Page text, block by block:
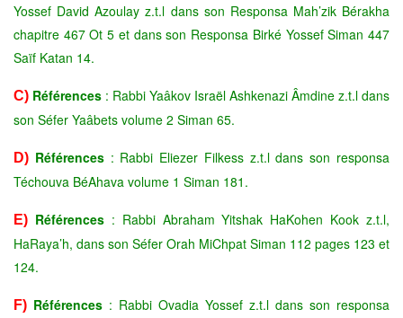
Yossef David Azoulay z.t.l dans son Responsa Mah’zik Bérakha
chapitre 467 Ot 5 et dans son Responsa Birké Yossef Siman 447
Saïf Katan 14.
C) Références : Rabbi Yaâkov Israël Ashkenazi Âmdine z.t.l dans
son Séfer Yaâbets volume 2 Siman 65.
D) Références: Rabbi Eliezer Filkess z.t.l dans son responsa
Téchouva BéAhava volume 1 Siman 181.
E) Références: Rabbi Abraham Yitshak HaKohen Kook z.t.l,
HaRaya’h, dans son Séfer Orah MiChpat Siman 112 pages 123 et
124.
F) Références : Rabbi Ovadia Yossef z.t.l dans son responsa